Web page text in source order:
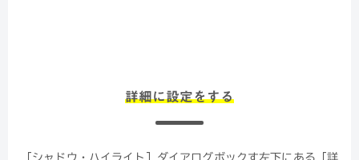
詳細に設定をする
［シャドウ・ハイライト］ダイアログボックす左下にある［詳